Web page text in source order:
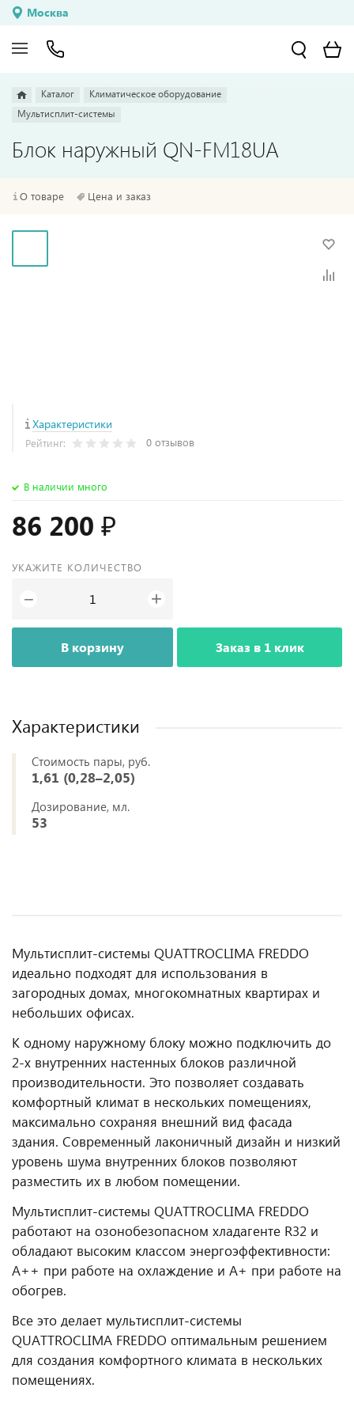
Москва
Каталог
Климатическое оборудование
Мультисплит-системы
Блок наружный QN-FM18UA
О товаре Цена и заказ
Характеристики
Рейтинг: 0 отзывов
В наличии много
86 200 ₽
УКАЖИТЕ КОЛИЧЕСТВО
− +
В корзину Заказ в 1 клик
Характеристики
Стоимость пары, руб.
1,61 (0,28–2,05)
Дозирование, мл.
53
Мультисплит-системы QUATTROCLIMA FREDDO
идеально подходят для использования в
загородных домах, многокомнатных квартирах и
небольших офисах.
К одному наружному блоку можно подключить до
2-х внутренних настенных блоков различ­ной
производительности. Это позволяет создавать
комфортный климат в нескольких помещениях,
максимально сохраняя внешний вид фасада
здания. Современный лаконичный дизайн и низкий
уровень шума внутренних блоков позволяют
разместить их в любом помещении.
Мультисплит-системы QUATTROCLIMA FREDDO
работают на озонобезопасном хладагенте R32 и
обладают высоким классом энергоэффективности:
А++ при работе на охлаждение и А+ при работе на
обогрев.
Все это делает мультисплит-системы
QUATTROCLIMA FREDDO оптимальным решением
для создания комфортного климата в нескольких
помещениях.